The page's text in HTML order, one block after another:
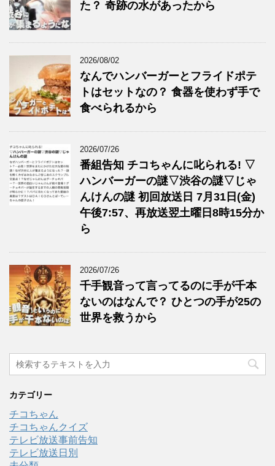
た？ 奇跡の水があったから
2026/08/02
なんでハンバーガーとフライドポテ
トはセットなの？ 食器を使わず手で
食べられるから
2026/07/26
番組告知 チコちゃんに叱られる! ▽
ハンバーガーの謎▽渋谷の謎▽じゃ
んけんの謎 初回放送日 7月31日(金)
午後7:57、再放送翌土曜日8時15分か
ら
2026/07/26
千手観音って言ってるのに手が千本
ないのはなんで？ ひとつの手が25の
世界を救うから
カテゴリー
チコちゃん
チコちゃんクイズ
テレビ放送事前告知
テレビ放送日別